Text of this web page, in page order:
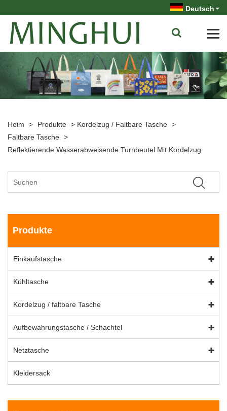
Deutsch
Heim > Produkte > Kordelzug / Faltbare Tasche >
Faltbare Tasche >
Reflektierende Wasserabweisende Turnbeutel Mit Kordelzug
Produkte
Einkaufstasche
Kühltasche
Kordelzug / faltbare Tasche
Aufbewahrungstasche / Schachtel
Netztasche
Kleidersack